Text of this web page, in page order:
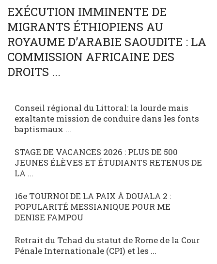
SOCIÉTÉ
EXÉCUTION IMMINENTE DE
MIGRANTS ÉTHIOPIENS AU
ROYAUME D’ARABIE SAOUDITE : LA
COMMISSION AFRICAINE DES
DROITS ...
Conseil régional du Littoral: la lourde mais
exaltante mission de conduire dans les fonts
baptismaux ...
STAGE DE VACANCES 2026 : PLUS DE 500
JEUNES ÉLÈVES ET ÉTUDIANTS RETENUS DE
LA ...
16e TOURNOI DE LA PAIX À DOUALA 2 :
POPULARITÉ MESSIANIQUE POUR ME
DENISE FAMPOU
Retrait du Tchad du statut de Rome de la Cour
Pénale Internationale (CPI) et les ...